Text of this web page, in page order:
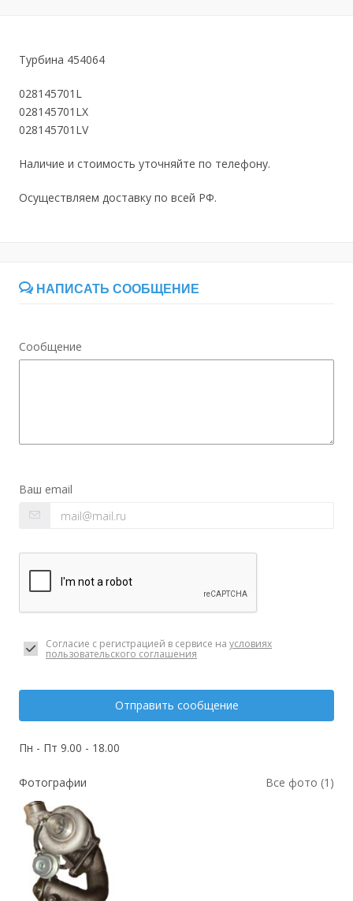
Турбина 454064
028145701L
028145701LX
028145701LV
Наличие и стоимость уточняйте по телефону.
Осуществляем доставку по всей РФ.
НАПИСАТЬ СООБЩЕНИЕ
Сообщение
Ваш email
Согласие с регистрацией в сервисе на условиях
пользовательского соглашения
Отправить сообщение
Пн - Пт 9.00 - 18.00
Фотографии Все фото (1)